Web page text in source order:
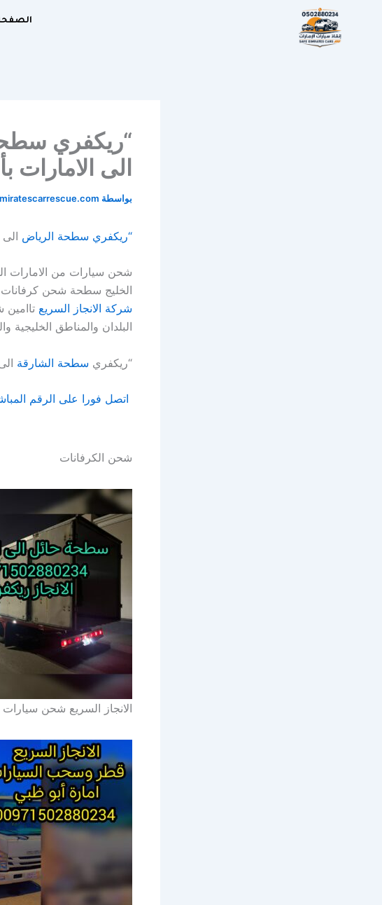
الى الامارات
بواسطة
“ريكفري سطحة الرياض الى دبي
شحن سيارات من الامارات
الخليج سطحة شحن كرفانات
شركة الانجاز السريع
البلدان والمناطق الخليجية
“ريكفري سطحة الشارقة الى
اتصل فورا على الرقم المباشر 0502880234 او
شحن الكرفانات
الانجاز السريع شحن سيارات